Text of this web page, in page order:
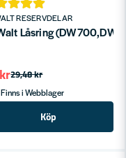
RESERVDELAR
Låsring
29,48 kr
Finns i Webblager
Köp